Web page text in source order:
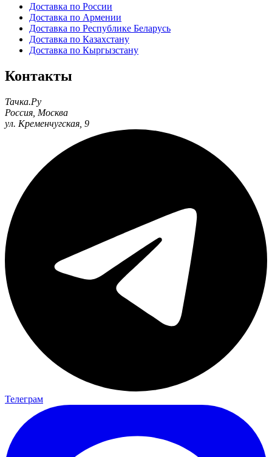
Доставка по России
Доставка по Армении
Доставка по Республике Беларусь
Доставка по Казахстану
Доставка по Кыргызстану
Контакты
Тачка.Ру
Россия Москва
ул. Кременчугская, 9
Телеграм